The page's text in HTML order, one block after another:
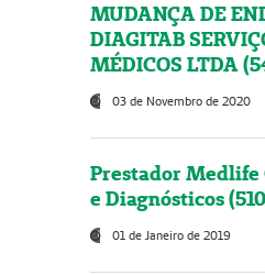
MUDANÇA DE
DIAGITAB
MÉDICOS LTDA
03 de Novembro de 2020
Prestador Medlife
e Diagnósticos
01 de Janeiro de 2019